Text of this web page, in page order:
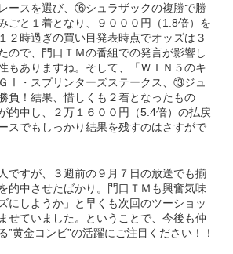
ースを選び、⑯シュラザックの複勝で勝
ごと１着となり、９０００円（1.8倍）を
２時過ぎの買い目発表時点でオッズは３
ので、門口ＴＭの番組での発言が影響し
もありますね。そして、「ＷＩＮ５のキ
Ⅰ・スプリンターズステークス、⑬ジュ
負！結果、惜しくも２着となったもの
的中し、２万１６００円（5.4倍）の払戻
スでもしっかり結果を残すのはさすがで
ですが、３週前の９月７日の放送でも揃
的中させたばかり。門口ＴＭも興奮気味
にしようか」と早くも次回のツーショッ
せていました。ということで、今後も仲
‟黄金コンビ”の活躍にご注目ください！！